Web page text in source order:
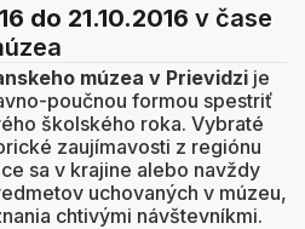
do 21.10.2016 v čase
múzea v Prievidzi je
poučnou formou spestriť
školského roka. Vybraté
zaujímavosti z regiónu
sa v krajine alebo navždy
uchovaných v múzeu,
chtivými návštevníkmi.